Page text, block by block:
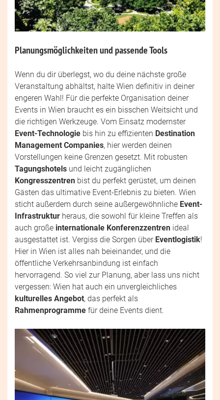
Planungsmöglichkeiten und passende Tools
Wenn du dir überlegst, wo du deine nächste große
Veranstaltung abhältst, halte Wien definitiv in deiner
engeren Wahl! Für die perfekte Organisation deiner
Events in Wien braucht es ein bisschen Weitsicht und
die richtigen Werkzeuge. Vom Einsatz modernster
Event-Technologie bis hin zu effizienten Destination
Management Companies, hier werden deinen
Vorstellungen keine Grenzen gesetzt. Mit robusten
Tagungshotels und leicht zugänglichen
Kongresszentren bist du perfekt gerüstet, um deinen
Gästen das ultimative Event-Erlebnis zu bieten. Wien
sticht außerdem durch seine außergewöhnliche Event-
Infrastruktur heraus, die sowohl für kleine Treffen als
auch große internationale Konferenzzentren ideal
ausgestattet ist. Vergiss die Sorgen über Eventlogistik!
Hier in Wien ist alles nah beieinander, und die
öffentliche Verkehrsanbindung ist einfach
hervorragend. So viel zur Planung, aber lass uns nicht
vergessen: Wien hat auch ein unvergleichliches
kulturelles Angebot, das perfekt als
Rahmenprogramme für deine Events dient.